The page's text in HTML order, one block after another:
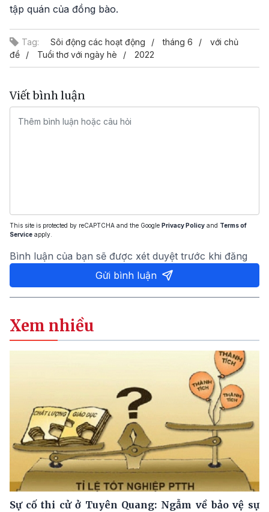
tập quán của đồng bào.
Tag: Sôi động các hoạt động tháng 6
với chủ
đề
Tuổi thơ với ngày hè 2022
Viết bình luận
This site is protected by reCAPTCHA and the Google Privacy Policy and Terms of
Service apply.
Bình luận của bạn sẽ được xét duyệt trước khi đăng
Gửi bình luận
Xem nhiều
Sự cố thi cử ở Tuyên Quang: Ngẫm về bảo vệ sự